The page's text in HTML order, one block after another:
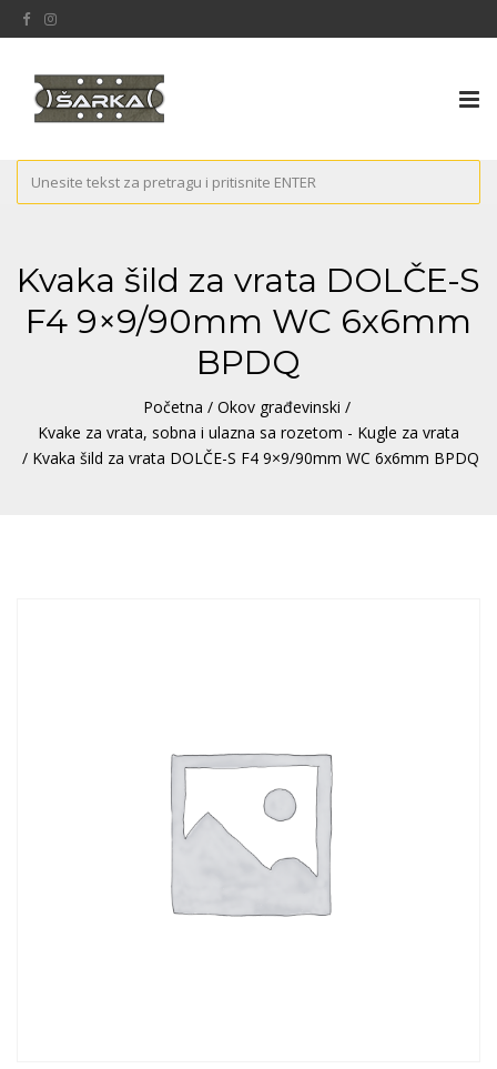
Kvaka šild za vrata DOLČE-S
F4 9×9/90mm WC 6x6mm
BPDQ
Početna / Okov građevinski /
Kvake za vrata, sobna i ulazna sa rozetom - Kugle za vrata
/ Kvaka šild za vrata DOLČE-S F4 9×9/90mm WC 6x6mm BPDQ